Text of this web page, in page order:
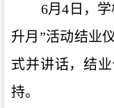
6月4日，
升月”活动结业
式并讲话，结
持。